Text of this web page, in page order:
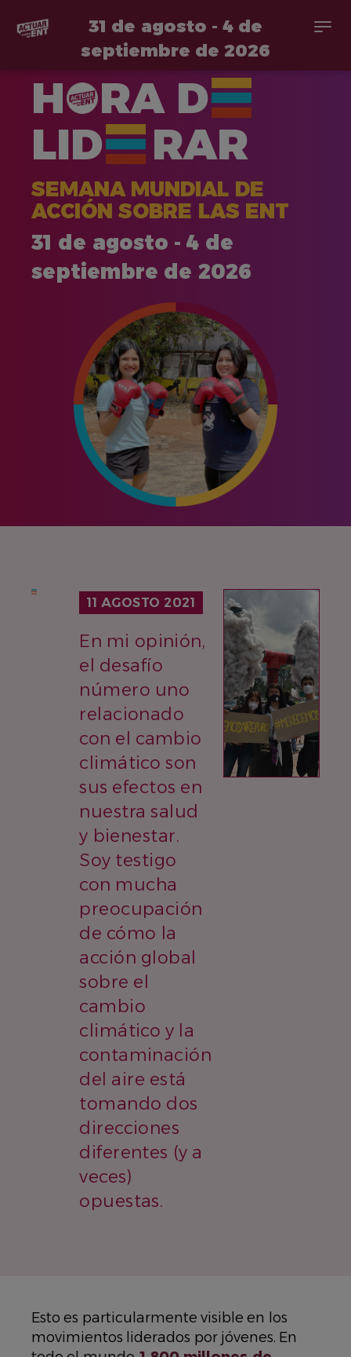
contenido
31 de agosto - 4 de
septiembre de 2026
H RA D
LID
RAR
SEMANA MUNDIAL DE
ACCIÓN SOBRE LAS ENT
31 de agosto - 4 de
septiembre de 2026
11 AGOSTO 2021
En mi opinión,
el desafío
número uno
relacionado
con el cambio
climático son
sus efectos en
nuestra salud
y bienestar.
Soy testigo
con mucha
preocupación
de cómo la
acción global
sobre el
cambio
climático y la
contaminación
del aire está
tomando dos
direcciones
diferentes (y a
veces)
opuestas.
IMAGEN
Esto es particularmente visible en los
movimientos liderados por jóvenes. En